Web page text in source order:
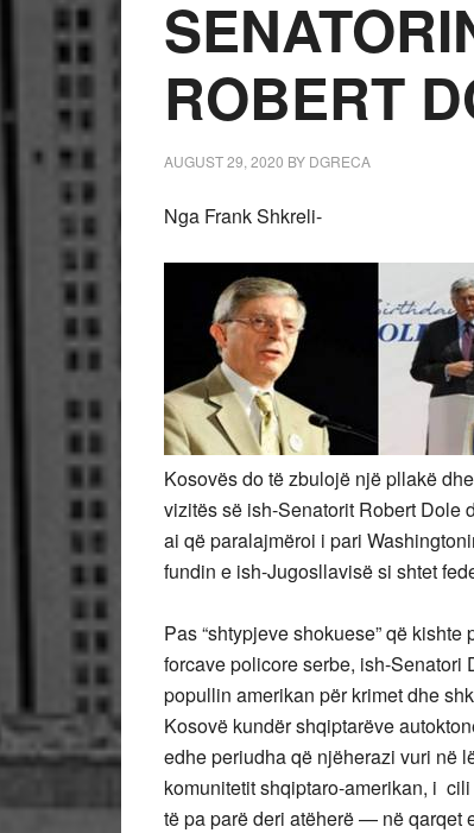
ROBERT
AUGUST 29, 2020 BY DGRECA
Nga Frank Shkreli-
Kosovës do të zbulojë një pllakë
vizitës së ish-Senatorit Robert Dole
ai që paralajmëroi i pari
fundin e ish-Jugosllavisë si shtet
Pas “shtypjeve shokuese” që
forcave policore serbe, ish-
popullin amerikan për krimet dhe
Kosovë kundër shqiptarëve
edhe periudha që njëherazi vuri në
komunitetit shqiptaro-amerikan, i
të pa parë deri atëherë — në qarqet